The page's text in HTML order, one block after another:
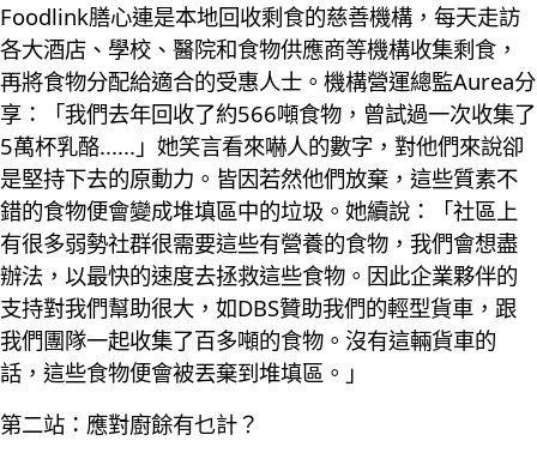
Foodlink膳心連是本地回收剩食的慈善機構，每天走訪
各大酒店、學校、醫院和食物供應商等機構收集剩食，
再將食物分配給適合的受惠人士。機構營運總監Aurea分
享：「我們去年回收了約566噸食物，曾試過一次收集了
5萬杯乳酪......」她笑言看來嚇人的數字，對他們來說卻
是堅持下去的原動力。皆因若然他們放棄，這些質素不
錯的食物便會變成堆填區中的垃圾。她續說：「社區上
有很多弱勢社群很需要這些有營養的食物，我們會想盡
辦法，以最快的速度去拯救這些食物。因此企業夥伴的
支持對我們幫助很大，如DBS贊助我們的輕型貨車，跟
我們團隊一起收集了百多噸的食物。沒有這輛貨車的
話，這些食物便會被丟棄到堆填區。」
第二站：應對廚餘有乜計？